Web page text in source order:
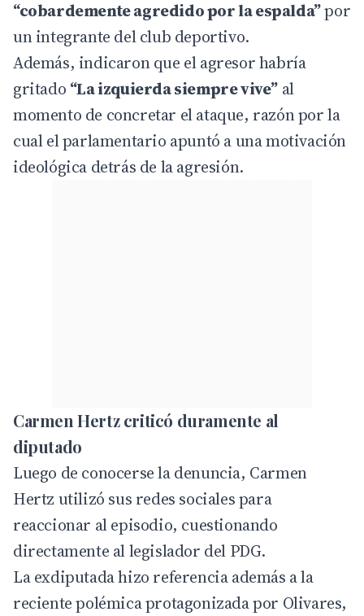
“cobardemente agredido por la espalda”por
un integrante del club deportivo.
Además, indicaron que el agresor habría
gritado “La izquierda siempre vive” al
momento de concretar el ataque, razón por la
cual el parlamentario apuntó a una motivación
ideológica detrás de la agresión.
Carmen Hertz criticó duramente al
diputado
Luego de conocerse la denuncia, Carmen
Hertz utilizó sus redes sociales para
reaccionar al episodio, cuestionando
directamente al legislador del PDG.
La exdiputada hizo referencia además a la
reciente polémica protagonizada por Olivares,